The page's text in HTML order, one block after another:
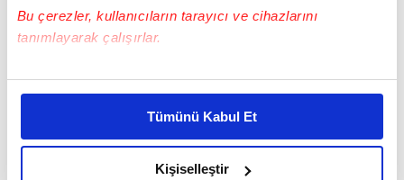
Bu çerezler, kullanıcıların tarayıcı ve cihazlarını
tanımlayarak çalışırlar.
Bu çerezlere izin vermeniz halinde sizlere özel
daha iyi reklam deneyimi yaşatabiliriz. Bunu yaparken
amacımızın size daha iyi bir reklam deneyimi sunmak
olduğunu ve sizlere en iyi içerikleri sunabilmek adına
Tümünü Kabul Et
Kişiselleştir